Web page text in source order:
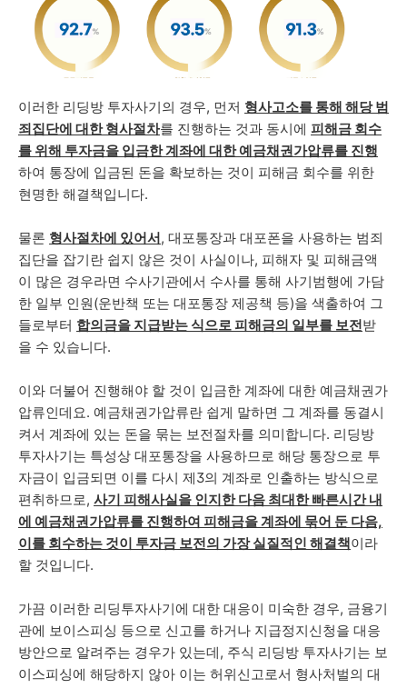
이러한 리딩방 투자사기의 경우, 먼저 형사고소를 통해 해당 범
죄집단에 대한 형사절차를 진행하는 것과 동시에 피해금 회수
를 위해 투자금을 입금한 계좌에 대한 예금채권가압류를 진행
하여 통장에 입금된 돈을 확보하는 것이 피해금 회수를 위한
현명한 해결책입니다.
물론 형사절차에 있어서, 대포통장과 대포폰을 사용하는 범죄
집단을 잡기란 쉽지 않은 것이 사실이나, 피해자 및 피해금액
이 많은 경우라면 수사기관에서 수사를 통해 사기범행에 가담
한 일부 인원(운반책 또는 대포통장 제공책 등)을 색출하여 그
들로부터 합의금을 지급받는 식으로 피해금의 일부를 보전받
을 수 있습니다.
이와 더불어 진행해야 할 것이 입금한 계좌에 대한 예금채권가
압류인데요. 예금채권가압류란 쉽게 말하면 그 계좌를 동결시
켜서 계좌에 있는 돈을 묶는 보전절차를 의미합니다. 리딩방
투자사기는 특성상 대포통장을 사용하므로 해당 통장으로 투
자금이 입금되면 이를 다시 제3의 계좌로 인출하는 방식으로
편취하므로, 사기 피해사실을 인지한 다음 최대한 빠른시간 내
에 예금채권가압류를 진행하여 피해금을 계좌에 묶어 둔 다음,
이를 회수하는 것이 투자금 보전의 가장 실질적인 해결책이라
할 것입니다.
가끔 이러한 리딩투자사기에 대한 대응이 미숙한 경우, 금융기
관에 보이스피싱 등으로 신고를 하거나 지급정지신청을 대응
방안으로 알려주는 경우가 있는데, 주식 리딩방 투자사기는 보
이스피싱에 해당하지 않아 이는 허위신고로서 형사처벌의 대